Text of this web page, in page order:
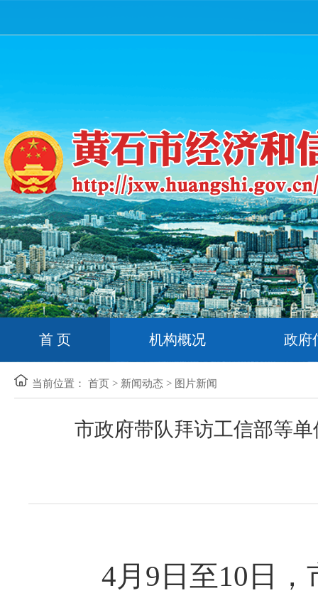
首 页 机构概况 政府
当前位置： 首页 > 新闻动态 > 图片新闻
市政府带队拜访工信部等
4月9日至10日，